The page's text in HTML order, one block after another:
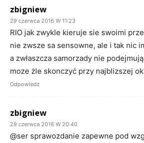
zbigniew
29 czerwca 2016 W 11:23
RIO jak zwykle kieruje sie swoimi
nie zwsze sa sensowne, ale i tak nic
a zwłaszcza samorzady nie
moze żle skonczyć przy najblizszej
Odpowiedz
zbigniew
29 czerwca 2016 W 20:40
@ser sprawozdanie zapewne pod